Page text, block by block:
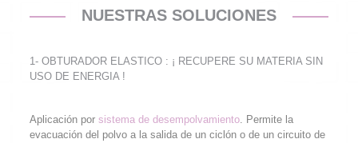
NUESTRAS SOLUCIONES
1- OBTURADOR ELASTICO : ¡ RECUPERE SU MATERIA SIN
USO DE ENERGIA !
Aplicación por sistema de desempolvamiento. Permite la
evacuación del polvo a la salida de un ciclón o de un circuito de